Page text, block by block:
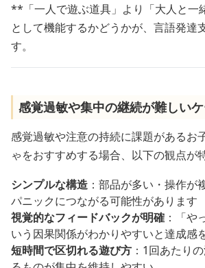
**「一人で遊ぶ道具」より「大人と一
として機能するかどうかが、言語発達
す。
感覚過敏や集中の継続が難しい
感覚過敏や注意の持続に課題があるお
ゃをおすすめする場合、以下の観点が
シンプルな構造 ：部品が多い・操作が
パニックにつながる可能性があります
視覚的なフィードバックが明確 ：「や
いう因果関係がわかりやすいと達成感
短時間で区切れる遊び方 ：1回あたり